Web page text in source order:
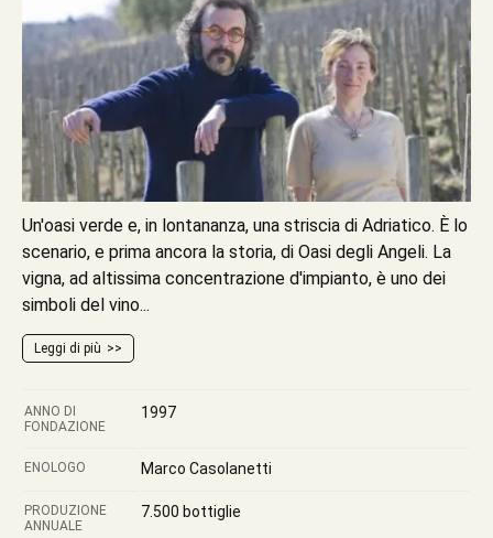
Un'oasi verde e, in lontananza, una striscia di Adriatico. È lo
scenario, e prima ancora la storia, di Oasi degli Angeli. La
vigna, ad altissima concentrazione d'impianto, è uno dei
simboli del vino...
Leggi di più
ANNO DI
FONDAZIONE
1997
ENOLOGO Marco Casolanetti
PRODUZIONE
ANNUALE
7.500 bottiglie